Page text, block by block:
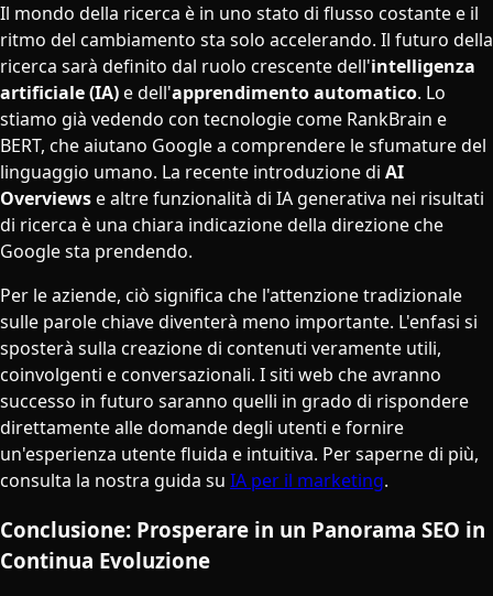
Il mondo della ricerca è in uno stato di flusso costante e il
ritmo del cambiamento sta solo accelerando. Il futuro della
ricerca sarà definito dal ruolo crescente dell'intelligenza
artificiale (IA)e dell'apprendimento automatico. Lo
stiamo già vedendo con tecnologie come RankBrain e
BERT, che aiutano Google a comprendere le sfumature del
linguaggio umano. La recente introduzione di AI
Overviewse altre funzionalità di IA generativa nei risultati
di ricerca è una chiara indicazione della direzione che
Google sta prendendo.
Per le aziende, ciò significa che l'attenzione tradizionale
sulle parole chiave diventerà meno importante. L'enfasi si
sposterà sulla creazione di contenuti veramente utili,
coinvolgenti e conversazionali. I siti web che avranno
successo in futuro saranno quelli in grado di rispondere
direttamente alle domande degli utenti e fornire
un'esperienza utente fluida e intuitiva. Per saperne di più,
consulta la nostra guida su IA per il marketing.
Conclusione: Prosperare in un Panorama SEO in
Continua Evoluzione